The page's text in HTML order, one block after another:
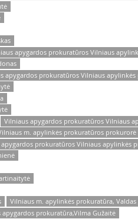
apygardos prokuratūros Vilniaus
apygardos prokuratūros Vilniaus
Vilniaus apygardos prokuratūros Vilniaus
m. apylinkės prokuratūros prokurorė
prokuratūros Vilniaus apylinkės
Vilniaus m. apylinkės prokuratūra, Valdas
apygardos prokuratūra,Vilma Gužaitė